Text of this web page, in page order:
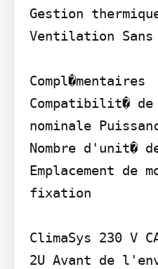
Gestion
Ventilation Sans
Compl�mentaires
Compatibilit� de
nominale
Nombre d'unit�
Emplacement de
fixation
ClimaSys 230 V
2U Avant de